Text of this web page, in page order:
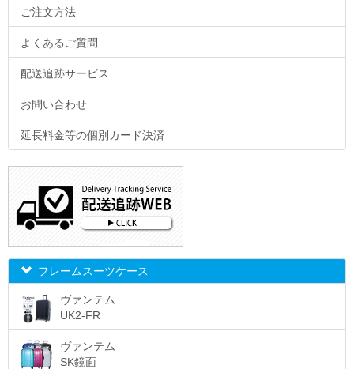
12日
13日
14日
16日 7,870
7,920
19日 8,019
20日 8,068
21日 8,118
22日
23日
24日 8,266
25日
ご注文方法
よくあるご質問
配送追跡サービス
お問い合わせ
延長料金等の個別カード決済
フレームスーツケース
ヴァンテム
UK2-FR
ヴァンテム
SK鏡面